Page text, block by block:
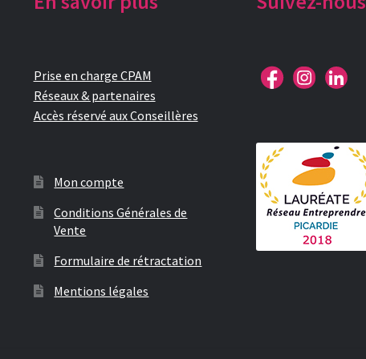
Prise en charge CPAM
Réseaux & partenaires
Accès réservé aux Conseillères
Mon compte
Conditions Générales de
Vente
Formulaire de rétractation
Mentions légales